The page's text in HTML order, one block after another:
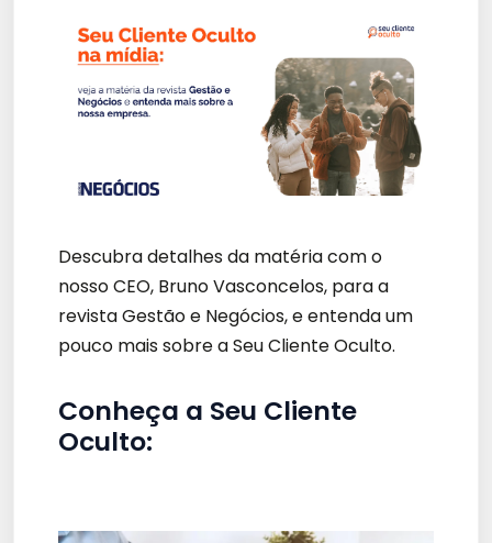
Descubra detalhes da matéria com o
nosso CEO, Bruno Vasconcelos, para a
revista Gestão e Negócios, e entenda um
pouco mais sobre a Seu Cliente Oculto.
Conheça a Seu Cliente
Oculto: